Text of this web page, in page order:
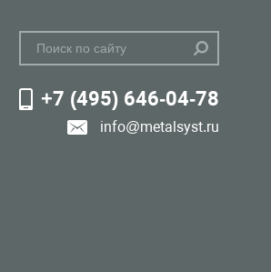
+7 (495) 646-04-78
info@metalsyst.ru